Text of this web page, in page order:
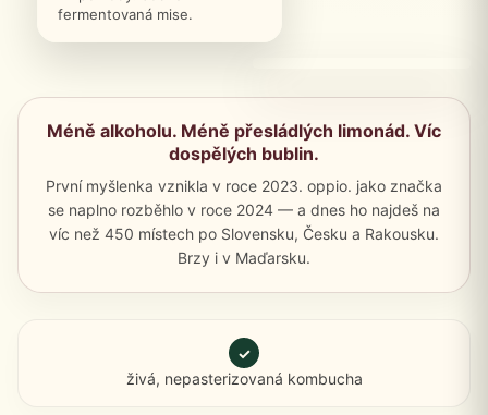
fermentovaná mise.
Méně alkoholu. Méně přesládlých limonád. Víc
dospělých bublin.
První myšlenka vznikla v roce 2023. oppio. jako značka
se naplno rozběhlo v roce 2024 — a dnes ho najdeš na
víc než 450 místech po Slovensku, Česku a Rakousku.
Brzy i v Maďarsku.
✓
živá, nepasterizovaná kombucha